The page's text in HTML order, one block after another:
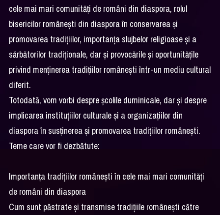
cele mai mari comunități de români din diaspora, rolul
bisericilor românești din diaspora în conservarea și
promovarea tradițiilor, importanța slujbelor religioase și a
sărbătorilor tradiționale, dar și provocările și oportunitățile
privind menținerea tradițiilor românești într-un mediu cultural
diferit.
Totodată, vom vorbi despre școlile duminicale, dar și despre
implicarea instituțiilor culturale și a organizațiilor din
diaspora în susținerea și promovarea tradițiilor românești.
Teme care vor fi dezbătute:
Importanța tradițiilor românești în cele mai mari comunități
de români din diaspora
Cum sunt păstrate și transmise tradițiile românești către